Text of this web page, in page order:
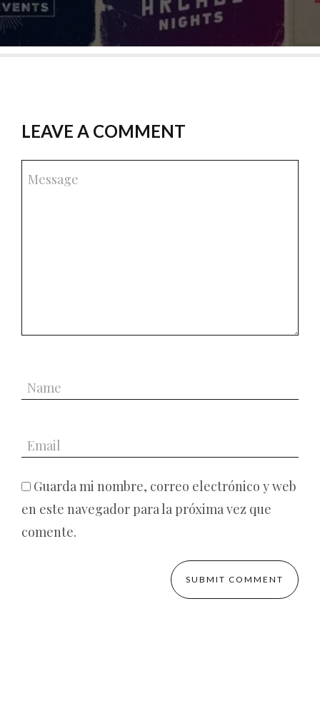
LEAVE A COMMENT
Guarda mi nombre, correo electrónico y web
en este navegador para la próxima vez que
comente.